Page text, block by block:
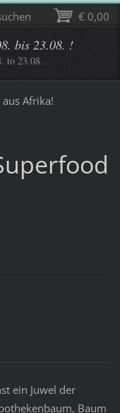
bis 23.08. !
to 23.08.
Afrika!
ein Juwel der
Baum
€ 0,00